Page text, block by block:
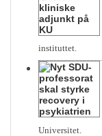
instituttet.
Universitet.